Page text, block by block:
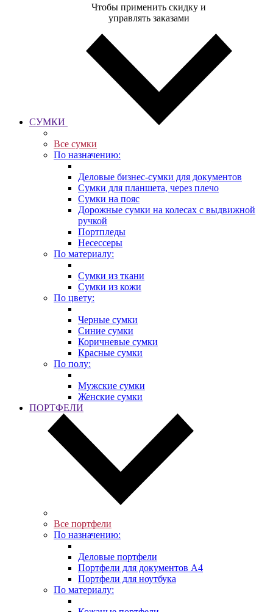
Чтобы применить скидку и
управлять заказами
СУМКИ
Все сумки
По назначению:
Деловые бизнес-сумки для документов
Сумки для планшета, через плечо
Сумки на пояс
Дорожные сумки на колесах с выдвижной
ручкой
Портпледы
Несессеры
По материалу:
Сумки из ткани
Сумки из кожи
По цвету:
Черные сумки
Синие сумки
Коричневые сумки
Красные сумки
По полу:
Мужские сумки
Женские сумки
ПОРТФЕЛИ
Все портфели
По назначению:
Деловые портфели
Портфели для документов A4
Портфели для ноутбука
По материалу: